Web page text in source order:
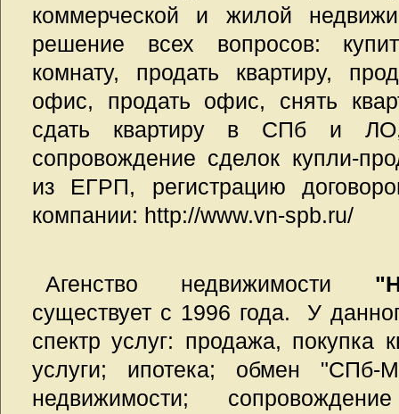
коммерческой и жилой
решение всех вопросов:
комнату, продать квартиру,
офис, продать офис, снять
сдать квартиру в СПб и
сопровождение сделок купли-
из ЕГРП, регистрацию
компании: http://www.vn-spb.ru/
Агенство недвижимости
существует с 1996 года. У
спектр услуг: продажа, покупка
услуги; ипотека; обмен "СПб-
недвижимости;